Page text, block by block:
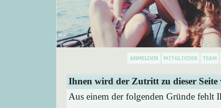
Ihnen wird der Zutritt zu dieser Seite
Aus einem der folgenden Gründe fehlt